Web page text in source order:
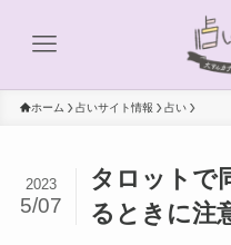
ホーム 占いサイト情報 占い
タロットで
るときに注
2023
5/07